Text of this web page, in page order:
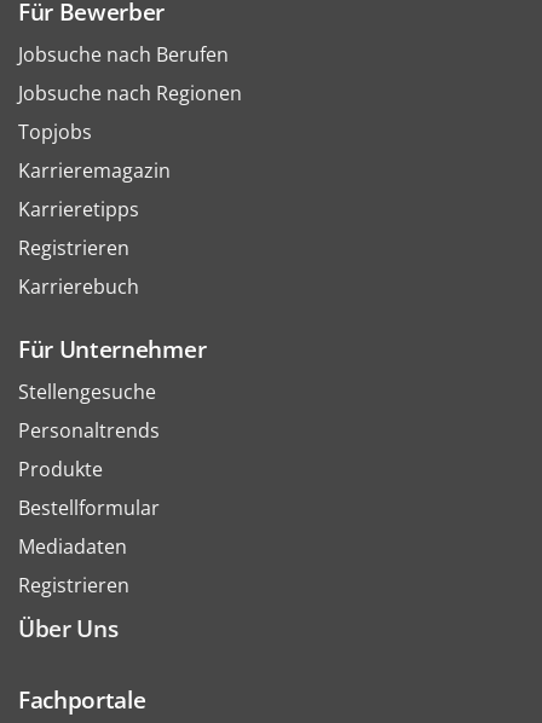
Für Bewerber
Jobsuche nach Berufen
Jobsuche nach Regionen
Topjobs
Karrieremagazin
Karrieretipps
Registrieren
Karrierebuch
Für Unternehmer
Stellengesuche
Personaltrends
Produkte
Bestellformular
Mediadaten
Registrieren
Über Uns
Fachportale